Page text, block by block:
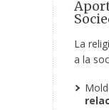
La
a la